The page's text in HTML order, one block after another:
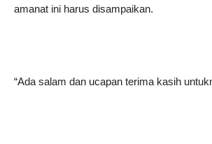
amanat ini harus disampaikan.
“Ada salam dan ucapan terima kasih